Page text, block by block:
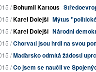
/Bohumil Kartous
/Karel Dolejší Mýtus
/Karel Dolejší Národní
/Chorvati jsou hrdi na svou
/Maďarsko odmítá žádosti
/Co jsem se naučil ve